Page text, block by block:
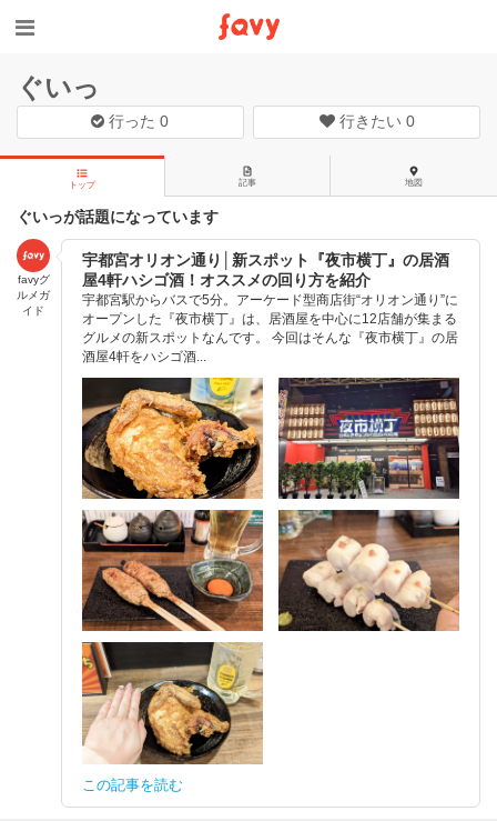
ぐいっ
行った0 行きたい 0
トップ 記事 地図
ぐいっが話題になっています
favyグ
ルメガ
イド
宇都宮オリオン通り│新スポット『夜市横丁』の居酒
屋4軒ハシゴ酒！オススメの回り方を紹介
宇都宮駅からバスで5分。アーケード型商店街“オリオン通り”に
オープンした『夜市横丁』は、居酒屋を中心に12店舗が集まる
グルメの新スポットなんです。 今回はそんな『夜市横丁』の居
酒屋4軒をハシゴ酒...
この記事を読む